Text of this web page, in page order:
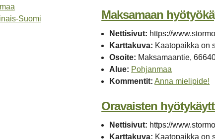
Suomi
Maksamaan
Nettisivut: https://
Karttakuva: Kaatopaikka on
Osoite: Maksamaantie,
Alue: Pohjanmaa
Kommentit: Anna mielipide!
Oravaisten
Nettisivut: https://
Karttakuva: Kaatopaikka on